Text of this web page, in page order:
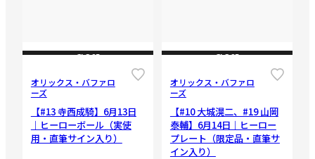
CLOSE
オリックス・バファロ
ーズ
【#13 寺西成騎】6月13日
｜ヒーローボール（実使
用・直筆サイン入り）
CLOSE
オリックス・バファロ
ーズ
【#10 大城滉二、#19 山岡
泰輔】6月14日｜ヒーロー
プレート（限定品・直筆サ
イン入り）